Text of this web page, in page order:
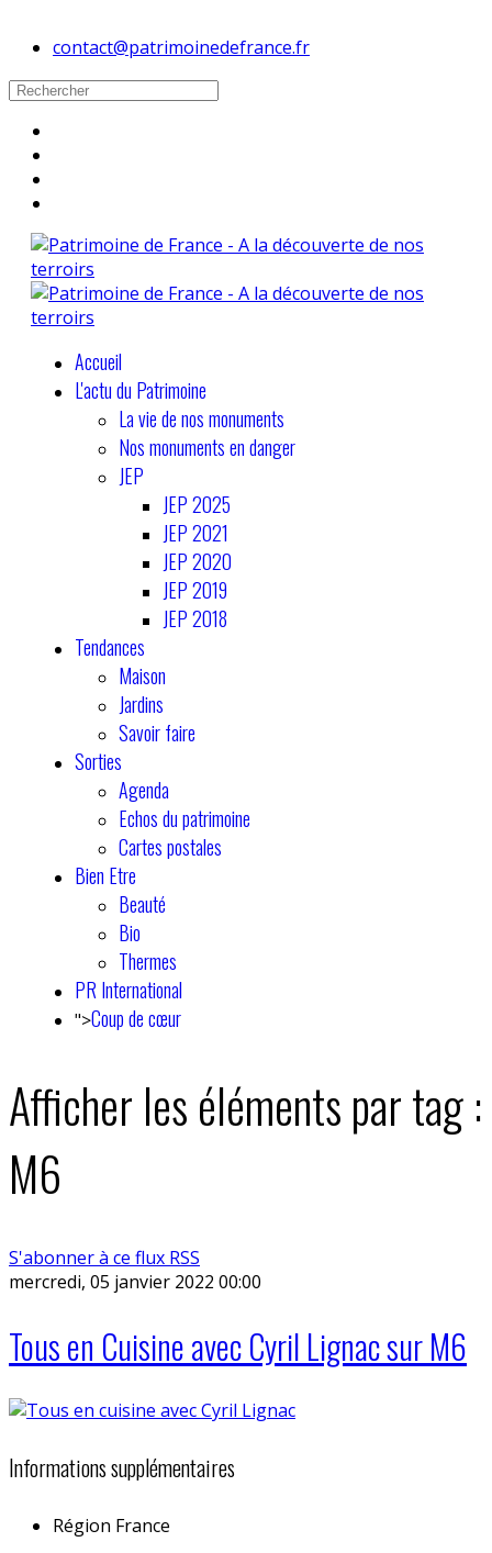
contact@patrimoinedefrance.fr
Accueil
L'actu du Patrimoine
La vie de nos monuments
Nos monuments en danger
JEP
JEP 2025
JEP 2021
JEP 2020
JEP 2019
JEP 2018
Tendances
Maison
Jardins
Savoir faire
Sorties
Agenda
Echos du patrimoine
Cartes postales
Bien Etre
Beauté
Bio
Thermes
PR International
">Coup de cœur
Afficher les éléments par tag :
M6
S'abonner à ce flux RSS
mercredi, 05 janvier 2022 00:00
Tous en Cuisine avec Cyril Lignac sur M6
Informations supplémentaires
Région France